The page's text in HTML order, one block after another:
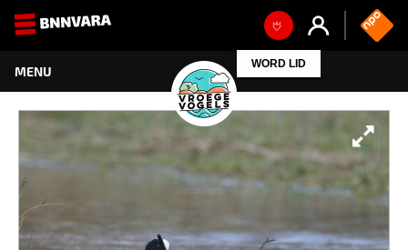
WORD LID